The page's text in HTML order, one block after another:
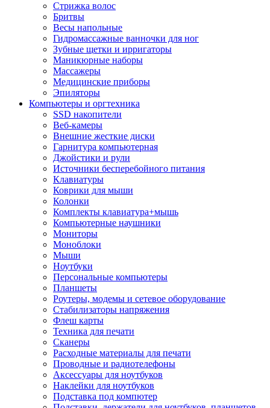
Стрижка волос
Бритвы
Весы напольные
Гидромассажные ванночки для ног
Зубные щетки и ирригаторы
Маникюрные наборы
Массажеры
Медицинские приборы
Эпиляторы
Компьютеры и оргтехника
SSD накопители
Веб-камеры
Внешние жесткие диски
Гарнитура компьютерная
Джойстики и рули
Источники бесперебойного питания
Клавиатуры
Коврики для мыши
Колонки
Комплекты клавиатура+мышь
Компьютерные наушники
Мониторы
Моноблоки
Мыши
Ноутбуки
Персональные компьютеры
Планшеты
Роутеры, модемы и сетевое оборудование
Стабилизаторы напряжения
Флеш карты
Техника для печати
Сканеры
Расходные материалы для печати
Проводные и радиотелефоны
Аксессуары для ноутбуков
Наклейки для ноутбуков
Подставка под компютер